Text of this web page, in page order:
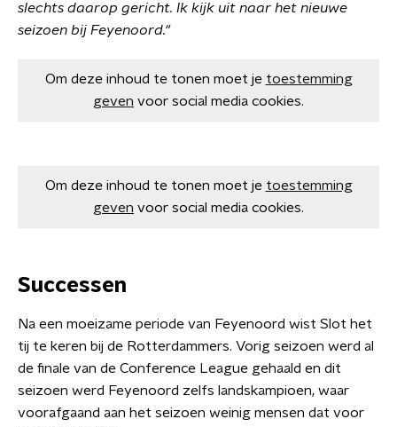
slechts daarop gericht. Ik kijk uit naar het nieuwe
seizoen bij Feyenoord."
Om deze inhoud te tonen moet je toestemming
geven voor social media cookies.
Om deze inhoud te tonen moet je toestemming
geven voor social media cookies.
Successen
Na een moeizame periode van Feyenoord wist Slot het
tij te keren bij de Rotterdammers. Vorig seizoen werd al
de finale van de Conference League gehaald en dit
seizoen werd Feyenoord zelfs landskampioen, waar
voorafgaand aan het seizoen weinig mensen dat voor